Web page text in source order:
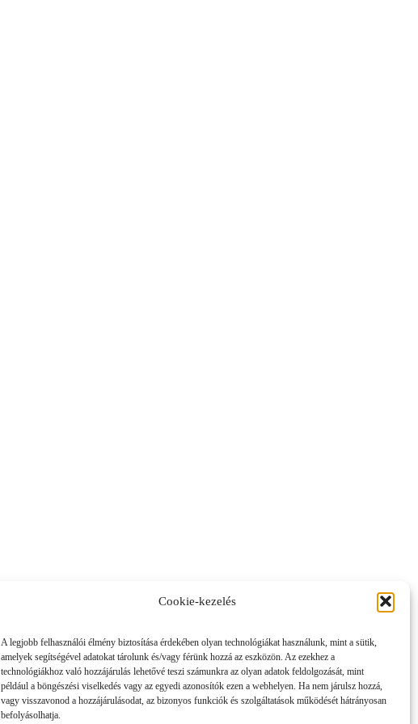
Cookie-kezelés
A legjobb felhasználói élmény biztosítása érdekében olyan technológiákat használunk, mint a sütik,
amelyek segítségével adatokat tárolunk és/vagy férünk hozzá az eszközön. Az ezekhez a
technológiákhoz való hozzájárulás lehetővé teszi számunkra az olyan adatok feldolgozását, mint
például a böngészési viselkedés vagy az egyedi azonosítók ezen a webhelyen. Ha nem járulsz hozzá,
vagy visszavonod a hozzájárulásodat, az bizonyos funkciók és szolgáltatások működését hátrányosan
befolyásolhatja.